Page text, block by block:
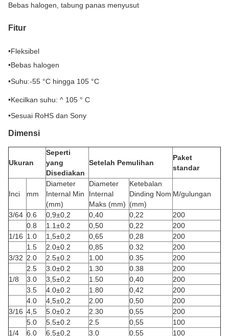
Bebas halogen, tabung panas menyusut
Fitur
•Fleksibel
•Bebas halogen
•Suhu:-55 °C hingga 105 °C
•Kecilkan suhu: ^ 105 ° C
•Sesuai RoHS dan Sony
Dimensi
Ukuran
Seperti
yang
Disediakan
Setelah Pemulihan
Paket
standar
Inci mm
Diameter
Internal Min
(mm)
Diameter
Internal
Maks (mm)
Ketebalan
Dinding Nom
(mm)
M/gulungan
3/64 0.6 0,9±0,2 0,40 0,22
200
0.8
1.1±0.2 0,50 0,22
200
1/16 1.0 1,5±0,2 0,65 0,28
200
1.5
2.0±0.2 0,85 0.32
200
3/32 2.0 2.5±0.2 1.00 0.35
200
2.5
3.0±0.2 1.30 0.38
200
1/8
3.0 3,5±0,2 1.50 0,40
200
3.5
4.0±0.2 1.80 0,42
200
4.0
4,5±0,2 2.00 0,50
200
3/16 4,5 5.0±0.2 2.30 0,55
200
5.0
5.5±0.2 2.5 0,55
100
1/4
6.0 6,5±0,2 3.0 0,55 100